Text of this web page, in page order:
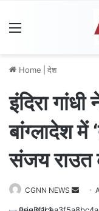
Home देश
इंदिरा
बांग्लादेश में
संजय राउत
CGNN NEWS
e